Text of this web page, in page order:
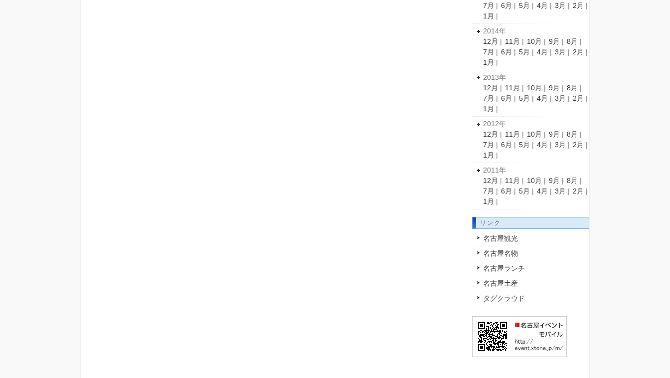
7月 | 6月 | 5月 | 4月 | 3月 | 2月 |
1月 |
2014年
12月 | 11月 | 10月 | 9月 | 8月 |
7月 | 6月 | 5月 | 4月 | 3月 | 2月 |
1月 |
2013年
12月 | 11月 | 10月 | 9月 | 8月 |
7月 | 6月 | 5月 | 4月 | 3月 | 2月 |
1月 |
2012年
12月 | 11月 | 10月 | 9月 | 8月 |
7月 | 6月 | 5月 | 4月 | 3月 | 2月 |
1月 |
2011年
12月 | 11月 | 10月 | 9月 | 8月 |
7月 | 6月 | 5月 | 4月 | 3月 | 2月 |
1月 |
リンク
名古屋観光
名古屋名物
名古屋ランチ
名古屋土産
タグクラウド